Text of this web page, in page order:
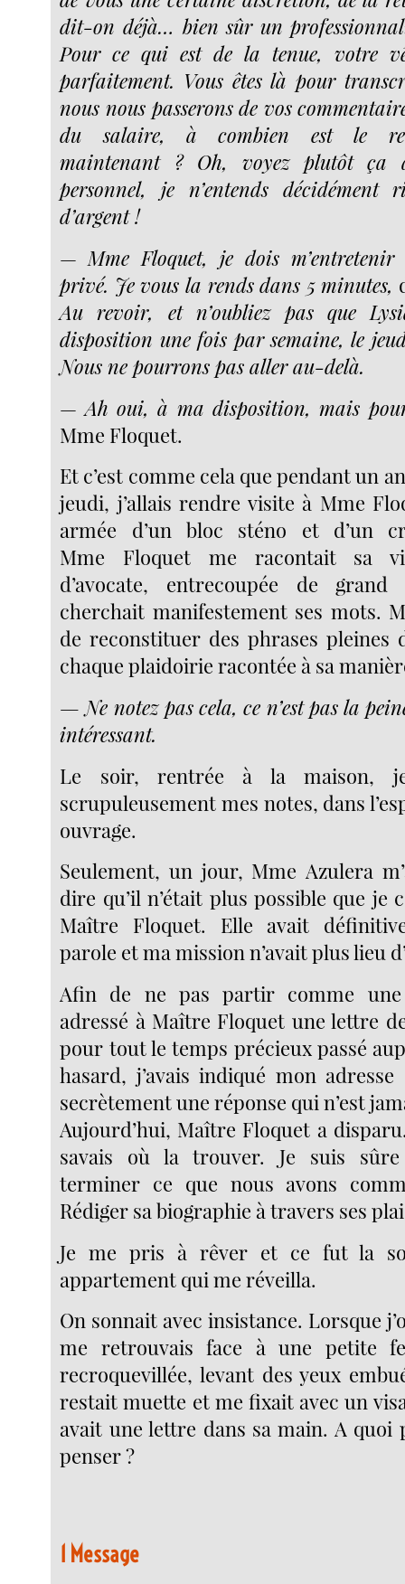
dit-on déjà… bien sûr un
Pour ce qui est de la tenue, votre
parfaitement. Vous êtes là pour
nous nous passerons de vos
du salaire, à combien est le
maintenant ? Oh, voyez plutôt ça
personnel, je n’entends
d’argent !
— Mme Floquet, je dois
privé. Je vous la rends dans 5 minutes,
Au revoir, et n’oubliez pas que
disposition une fois par semaine, le
Nous ne pourrons pas aller au-delà.
—Ah oui, à ma disposition, mais
Mme Floquet.
Et c’est comme cela que pendant un
jeudi, j’allais rendre visite à Mme
armée d’un bloc sténo et d’un
Mme Floquet me racontait sa
d’avocate, entrecoupée de
cherchait manifestement ses mots.
de reconstituer des phrases pleines
chaque plaidoirie racontée à sa
— Ne notez pas cela, ce n’est pas la
intéressant.
Le soir, rentrée à la maison, je
scrupuleusement mes notes, dans
ouvrage.
Seulement, un jour, Mme Azulera
dire qu’il n’était plus possible que je
Maître Floquet. Elle avait
parole et ma mission n’avait plus lieu
Afin de ne pas partir comme une
adressé à Maître Floquet une lettre
pour tout le temps précieux passé
hasard, j’avais indiqué mon
secrètement une réponse qui n’est
Aujourd’hui, Maître Floquet a
savais où la trouver. Je suis sûre
terminer ce que nous avons
Rédiger sa biographie à travers ses
Je me pris à rêver et ce fut la
appartement qui me réveilla.
On sonnait avec insistance. Lorsque
me retrouvais face à une petite
recroquevillée, levant des yeux
restait muette et me fixait avec un
avait une lettre dans sa main. A quoi
penser ?
1 Message